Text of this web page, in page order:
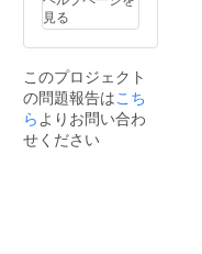
ラテン
語名で
もあり
どちら
がいい
かお願
す。(混
在させ
るのも
可能で
す) 素材
見る
このプロジェクト
の問題報告はこち
ら よりお問い合わ
せください